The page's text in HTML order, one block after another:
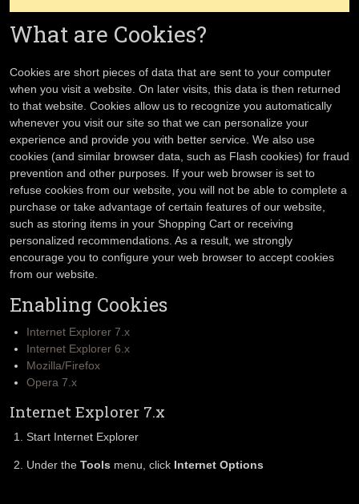
What are Cookies?
Cookies are short pieces of data that are sent to your computer
when you visit a website. On later visits, this data is then returned
to that website. Cookies allow us to recognize you automatically
whenever you visit our site so that we can personalize your
experience and provide you with better service. We also use
cookies (and similar browser data, such as Flash cookies) for fraud
prevention and other purposes. If your web browser is set to
refuse cookies from our website, you will not be able to complete a
purchase or take advantage of certain features of our website,
such as storing items in your Shopping Cart or receiving
personalized recommendations. As a result, we strongly
encourage you to configure your web browser to accept cookies
from our website.
Enabling Cookies
Internet Explorer 7.x
Internet Explorer 6.x
Mozilla/Firefox
Opera 7.x
Internet Explorer 7.x
Start Internet Explorer
Under the Tools menu, click Internet Options